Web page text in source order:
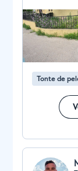
Rien à dire
peu partout.
forêt. ... Moi
Tonte de